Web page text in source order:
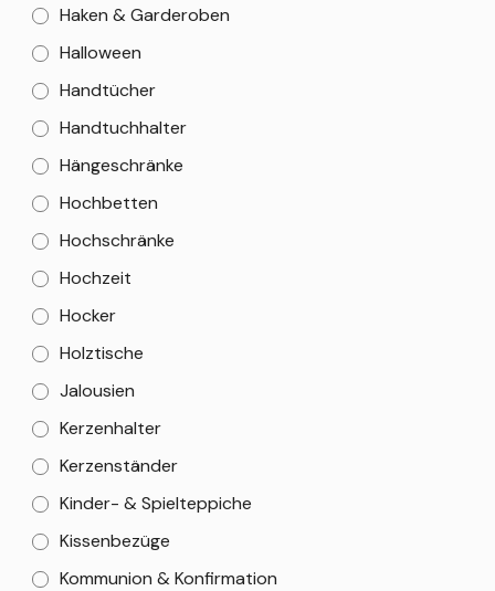
Haken & Garderoben
Halloween
Handtücher
Handtuchhalter
Hängeschränke
Hochbetten
Hochschränke
Hochzeit
Hocker
Holztische
Jalousien
Kerzenhalter
Kerzenständer
Kinder- & Spielteppiche
Kissenbezüge
Kommunion & Konfirmation